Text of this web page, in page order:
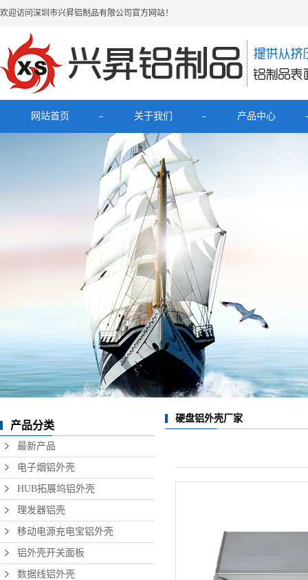
欢迎访问深圳市兴昇铝制品有限公司官方网站！
网站首页 关于我们
公司简介
联系我们
产品中心
移动电源充电宝铝外壳
数据线铝外壳
硬盘盒铝外壳
产品分类
最新产品
电子烟铝外壳
HUB拓展坞铝外壳
理发器铝壳
移动电源充电宝铝外壳
铝外壳开关面板
数据线铝外壳
硬盘铝外壳厂家